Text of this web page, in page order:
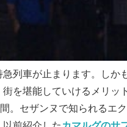
列車が止まります。し
を堪能していけるメリッ
。セザンヌで知られるエ